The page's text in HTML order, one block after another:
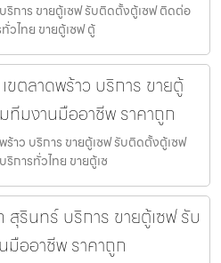
ริการ ขายตู้เซฟ รับติดตั้งตู้เซฟ ติดต่อ
วไทย ขายตู้เซฟ ตู้
ขตลาดพร้าว บริการ ขายตู้
ทีมงานมืออาชีพ ราคาถูก
ร้าว บริการ ขายตู้เซฟ รับติดตั้งตู้เซฟ
การทั่วไทย ขายตู้เซ
สุรินทร์ บริการ ขายตู้เซฟ รับ
ออาชีพ ราคาถูก